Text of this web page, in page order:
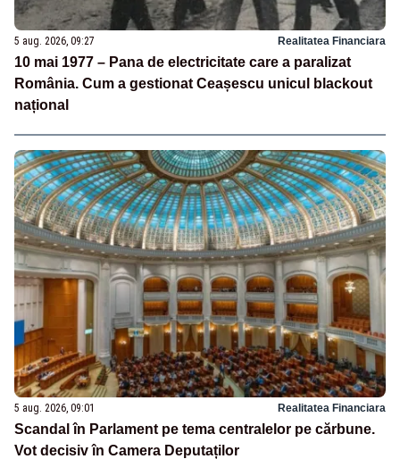
5 aug. 2026, 09:27 Realitatea Financiara
10 mai 1977 – Pana de electricitate care a paralizat
România. Cum a gestionat Ceașescu unicul blackout
național
5 aug. 2026, 09:01 Realitatea Financiara
Scandal în Parlament pe tema centralelor pe cărbune.
Vot decisiv în Camera Deputaților